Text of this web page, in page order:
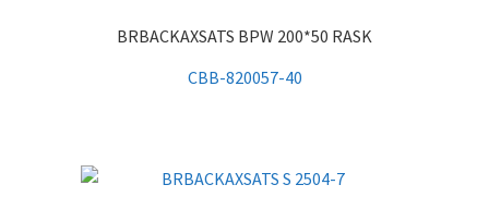
BRBACKAXSATS BPW 200*50 RASK
CBB-820057-40